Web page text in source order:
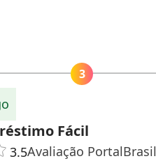
Fácil
3.5Avaliação PortalBrasil